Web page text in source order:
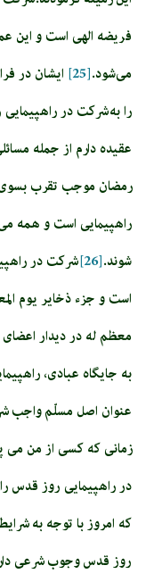
فریضه الهی است و این
می‌شود.[25]
ایشان در
را به شرکت در
عقیده دارم از جمله
رمضان موجب تقرب
راهپیمایی است و همه می
شوند.[26]
شرکت در
است و جزء ذخایر یوم
معظم له در دیدار اعضای
به جایگاه عبادی،
عنوان اصل مسلّم واجب
زمانی که کسی از من می
در راهپیمایی روز قدس
که امروز با توجه به
روز قدس وجوب شرعی